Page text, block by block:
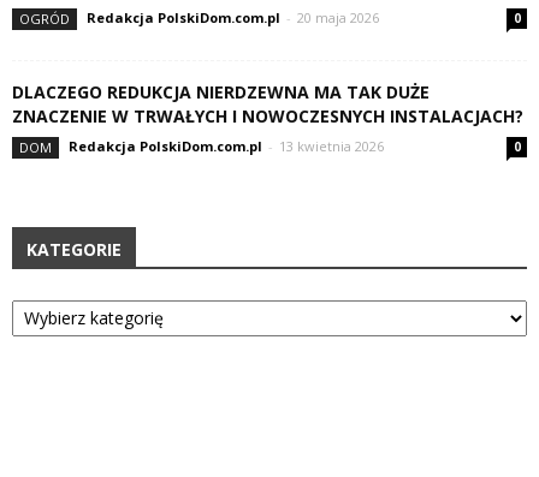
OGRÓD Redakcja PolskiDom.com.pl - 20 maja 2026 0
DLACZEGO REDUKCJA NIERDZEWNA MA TAK DUŻE
ZNACZENIE W TRWAŁYCH I NOWOCZESNYCH INSTALACJACH?
DOM Redakcja PolskiDom.com.pl - 13 kwietnia 2026 0
KATEGORIE
Kategorie